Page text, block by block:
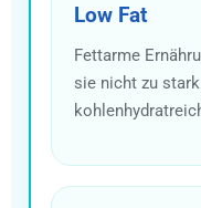
Low Fat
Fettarme
sie nicht zu